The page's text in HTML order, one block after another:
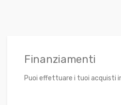
Finanziamenti
Puoi effettuare i tuoi acquisti